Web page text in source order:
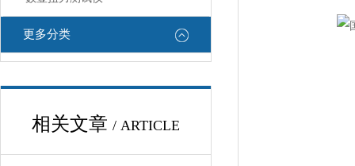
更多分类
相关文章 / ARTICLE